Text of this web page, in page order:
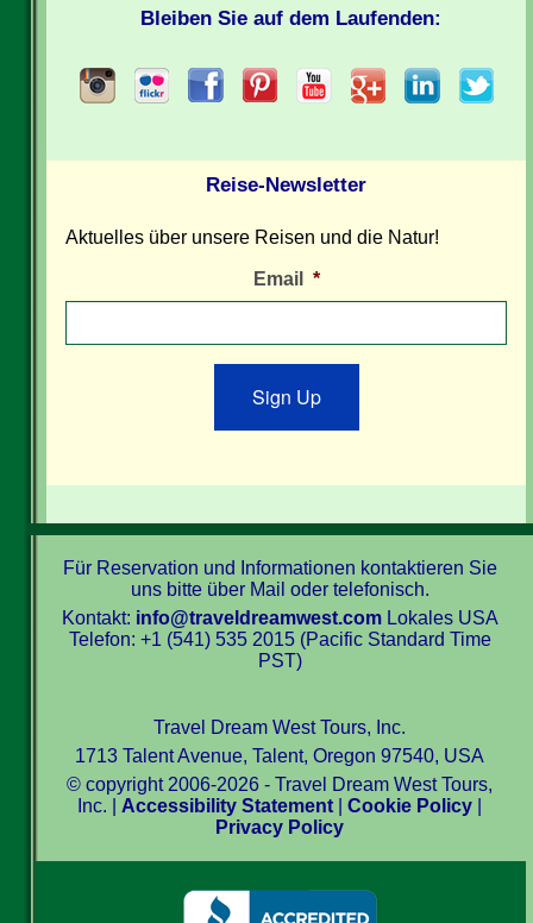
Bleiben Sie auf dem Laufenden:
Reise-Newsletter
Aktuelles über unsere Reisen und die Natur!
Email *
Sign Up
Für Reservation und Informationen kontaktieren Sie
uns bitte über Mail oder telefonisch.
Kontakt: info@traveldreamwest.comLokales USA
Telefon: +1 (541) 535 2015 (Pacific Standard Time
PST)
Travel Dream West Tours, Inc.
1713 Talent Avenue, Talent, Oregon 97540, USA
© copyright 2006-2026 - Travel Dream West Tours,
Inc. | Accessibility Statement |Cookie Policy
Privacy Policy